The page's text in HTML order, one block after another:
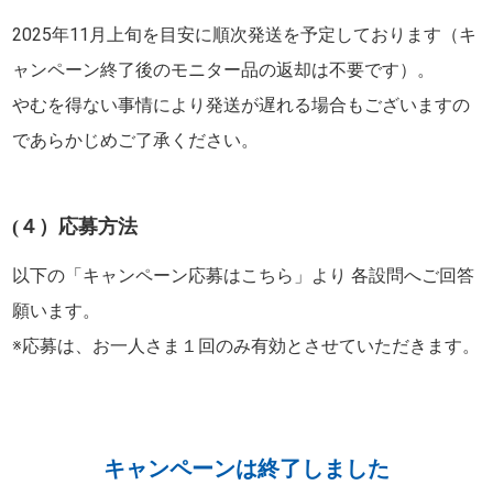
2025年11月上旬を目安に順次発送を予定しております（キ
ャンペーン終了後のモニター品の返却は不要です）。
やむを得ない事情により発送が遅れる場合もございますの
であらかじめご了承ください。
(４）応募方法
以下の「キャンペーン応募はこちら」より 各設問へご回答
願います。
※応募は、お一人さま１回のみ有効とさせていただきます。
キャンペーンは終了しました